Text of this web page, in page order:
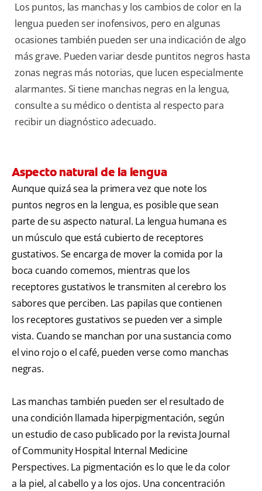
Los puntos, las manchas y los cambios de color en la
lengua pueden ser inofensivos, pero en algunas
ocasiones también pueden ser una indicación de algo
más grave. Pueden variar desde puntitos negros hasta
zonas negras más notorias, que lucen especialmente
alarmantes. Si tiene manchas negras en la lengua,
consulte a su médico o dentista al respecto para
recibir un diagnóstico adecuado.
Aspecto natural de la lengua
Aunque quizá sea la primera vez que note los
puntos negros en la lengua, es posible que sean
parte de su aspecto natural. La lengua humana es
un músculo que está cubierto de receptores
gustativos. Se encarga de mover la comida por la
boca cuando comemos, mientras que los
receptores gustativos le transmiten al cerebro los
sabores que perciben. Las papilas que contienen
los receptores gustativos se pueden ver a simple
vista. Cuando se manchan por una sustancia como
el vino rojo o el café, pueden verse como manchas
negras.
Las manchas también pueden ser el resultado de
una condición llamada hiperpigmentación, según
un estudio de caso publicado por la revista Journal
of Community Hospital Internal Medicine
Perspectives. La pigmentación es lo que le da color
a la piel, al cabello y a los ojos. Una concentración